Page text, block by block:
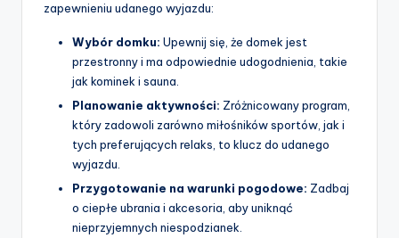
zapewnieniu udanego wyjazdu:
Wybór domku: Upewnij się, że domek jest
przestronny i ma odpowiednie udogodnienia, takie
jak kominek i sauna.
Planowanie aktywności: Zróżnicowany program,
który zadowoli zarówno miłośników sportów, jak i
tych preferujących relaks, to klucz do udanego
wyjazdu.
Przygotowanie na warunki pogodowe: Zadbaj
o ciepłe ubrania i akcesoria, aby uniknąć
nieprzyjemnych niespodzianek.